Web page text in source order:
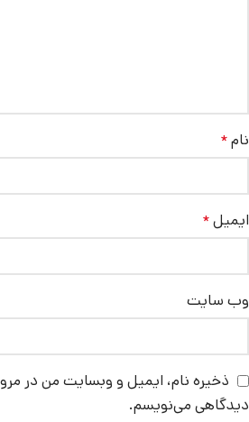
نام*
ایمیل*
وب‌ سایت
ذخیره نام، ایمیل و وبسایت من در
دیدگاهی می‌نویسم.